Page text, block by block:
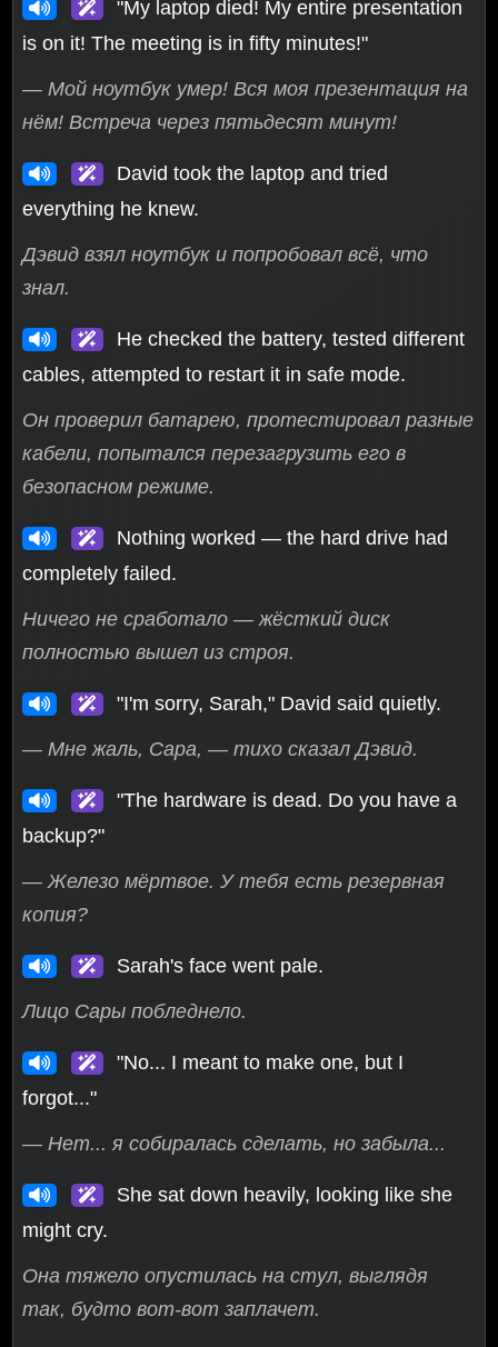
"My laptop died! My entire presentation
is on it! The meeting is in fifty minutes!"
— Мой ноутбук умер! Вся моя презентация на
нём! Встреча через пятьдесят минут!
David took the laptop and tried
everything he knew.
Дэвид взял ноутбук и попробовал всё, что
знал.
He checked the battery, tested different
cables, attempted to restart it in safe mode.
Он проверил батарею, протестировал разные
кабели, попытался перезагрузить его в
безопасном режиме.
Nothing worked — the hard drive had
completely failed.
Ничего не сработало — жёсткий диск
полностью вышел из строя.
"I'm sorry, Sarah," David said quietly.
— Мне жаль, Сара, — тихо сказал Дэвид.
"The hardware is dead. Do you have a
backup?"
— Железо мёртвое. У тебя есть резервная
копия?
Sarah's face went pale.
Лицо Сары побледнело.
"No... I meant to make one, but I
forgot..."
— Нет... я собиралась сделать, но забыла...
She sat down heavily, looking like she
might cry.
Она тяжело опустилась на стул, выглядя
так, будто вот-вот заплачет.